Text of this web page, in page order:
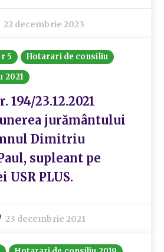
22 decembrie 2023
5
Hotarari de consiliu
2021
194/23.12.2021
jurământului
Dimitriu
supleant pe
PLUS.
23 decembrie 2021